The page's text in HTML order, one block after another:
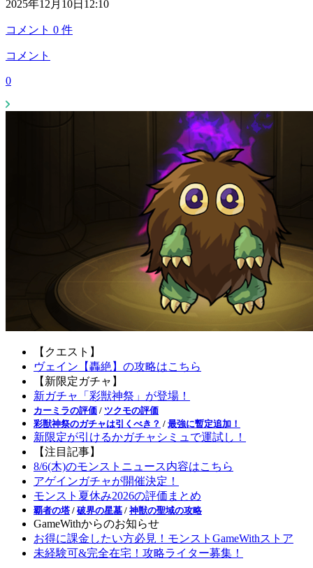
2025年12月10日12:10
コメント 0 件
コメント
0
【クエスト】
ヴェイン【轟絶】の攻略はこちら
【新限定ガチャ】
新ガチャ「彩獣神祭」が登場！
カーミラの評価 / ツクモの評価
彩獣神祭のガチャは引くべき？ / 最強に暫定追加！
新限定が引けるかガチャシミュで運試し！
【注目記事】
8/6(木)のモンストニュース内容はこちら
アゲインガチャが開催決定！
モンスト夏休み2026の評価まとめ
覇者の塔 / 破界の星墓 / 神獣の聖域の攻略
GameWithからのお知らせ
お得に課金したい方必見！モンストGameWithストア
未経験可&完全在宅！攻略ライター募集！